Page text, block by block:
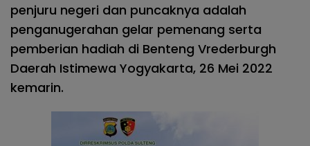
penjuru negeri dan puncaknya adalah
penganugerahan gelar pemenang serta
pemberian hadiah di Benteng Vrederburgh
Daerah Istimewa Yogyakarta, 26 Mei 2022
kemarin.